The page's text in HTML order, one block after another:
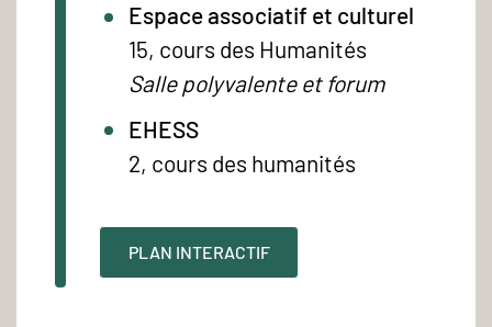
Espace associatif et culturel
15, cours des Humanités
Salle polyvalente et forum
EHESS
2, cours des humanités
PLAN INTERACTIF